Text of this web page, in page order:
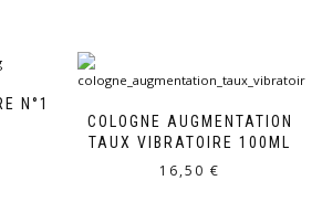
N°1
COLOGNE AUGMENTATION
TAUX VIBRATOIRE 100ML
16,50 €